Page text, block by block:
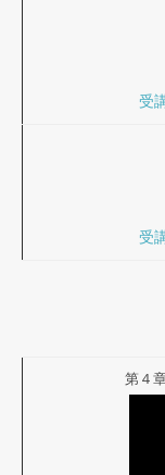
受
受
第４